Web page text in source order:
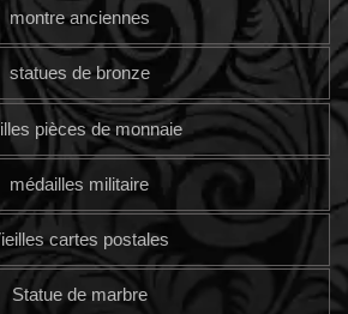
montre anciennes
statues de bronze
pièces de monnaie
médailles militaire
cartes postales
Statue de marbre